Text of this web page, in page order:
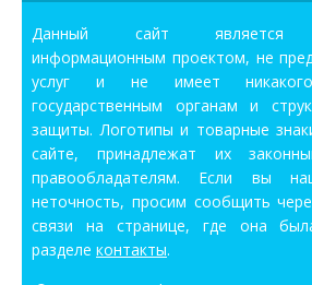
Данный сайт является
информационным проектом, не
услуг и не имеет
государственным органам и
защиты. Логотипы и товарные
сайте, принадлежат их
правообладателям. Если вы
неточность, просим сообщить
связи на странице, где она
разделе контакты.